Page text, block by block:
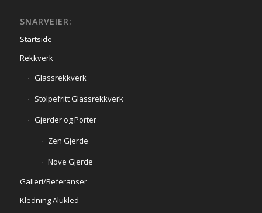
SNARVEIER:
Startside
Rekkverk
Glassrekkverk
Stolpefritt Glassrekkverk
Gjerder og Porter
Zen Gjerde
Nove Gjerde
Galleri/Referanser
Kledning Alukled